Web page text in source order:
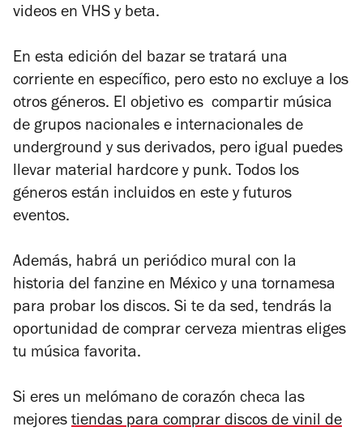
videos en VHS y beta.
En esta edición del bazar se tratará una
corriente en específico, pero esto no excluye a los
otros géneros. El objetivo es compartir música
de grupos nacionales e internacionales de
underground y sus derivados, pero igual puedes
llevar material hardcore y punk. Todos los
géneros están incluidos en este y futuros
eventos.
Además, habrá un periódico mural con la
historia del fanzine en México y una tornamesa
para probar los discos. Si te da sed, tendrás la
oportunidad de comprar cerveza mientras eliges
tu música favorita.
Si eres un melómano de corazón checa las
mejores tiendas para comprar discos de vinil de